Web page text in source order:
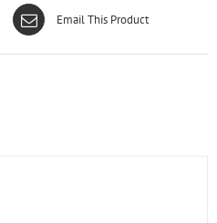
Email This Product